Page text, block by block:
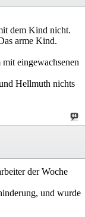
dem Kind nicht.
arme Kind.
eingewachsenen
Hellmuth nichts
der Woche
und wurde